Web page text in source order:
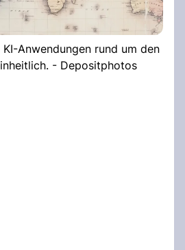
Anwendungen rund um den
- Depositphotos